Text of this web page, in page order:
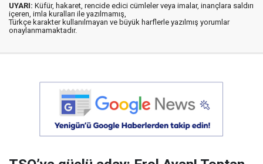
UYARI: Küfür, hakaret, rencide edici cümleler veya imalar, inançlara saldırı
içeren, imla kuralları ile yazılmamış,
Türkçe karakter kullanılmayan ve büyük harflerle yazılmış yorumlar
onaylanmamaktadır.